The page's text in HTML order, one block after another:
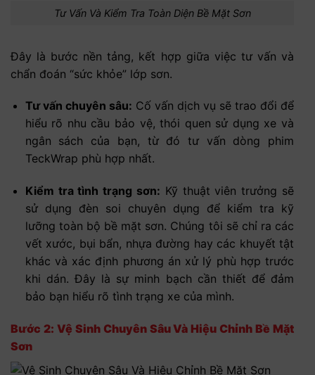
Tư Vấn Và Kiểm Tra Toàn Diện Bề Mặt Sơn
Đây là bước nền tảng, kết hợp giữa việc tư vấn và
chẩn đoán “sức khỏe” lớp sơn.
Tư vấn chuyên sâu: Cố vấn dịch vụ sẽ trao đổi để
hiểu rõ nhu cầu bảo vệ, thói quen sử dụng xe và
ngân sách của bạn, từ đó tư vấn dòng phim
TeckWrap phù hợp nhất.
Kiểm tra tình trạng sơn: Kỹ thuật viên trưởng sẽ
sử dụng đèn soi chuyên dụng để kiểm tra kỹ
lưỡng toàn bộ bề mặt sơn. Chúng tôi sẽ chỉ ra các
vết xước, bụi bẩn, nhựa đường hay các khuyết tật
khác và xác định phương án xử lý phù hợp trước
khi dán. Đây là sự minh bạch cần thiết để đảm
bảo bạn hiểu rõ tình trạng xe của mình.
Bước 2: Vệ Sinh Chuyên Sâu Và Hiệu Chỉnh Bề Mặt
Sơn